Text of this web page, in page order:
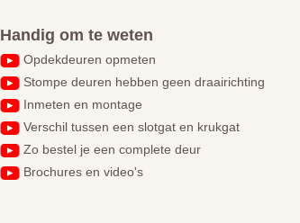
Handig om te weten
Opdekdeuren opmeten
Stompe deuren hebben geen draairichting
Inmeten en montage
Verschil tussen een slotgat en krukgat
Zo bestel je een complete deur
Brochures en video's